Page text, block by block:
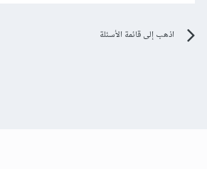
اذهب إلى قائمة الأسئلة